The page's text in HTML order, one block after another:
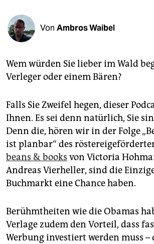
fragen & hilfe
unterstützen
abo
genossenschaft
epaper login
Von Ambros Waibel
Wem würden Sie lieber im Wald
Verleger oder einem Bären?
Falls Sie Zweifel hegen, dieser
Ihnen. Es sei denn natürlich, Sie
Denn die, hören wir in der Folge
ist planbar“ des
beans & books von Victoria
Andreas Vierheller, sind die
Buchmarkt eine Chance haben.
Berühmtheiten wie die Obamas
Verlage zudem den Vorteil, dass
Werbung investiert werden muss